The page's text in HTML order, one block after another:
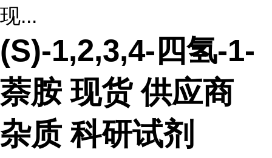
现...
(S)-1,2,3,4-四氢-1-
萘胺 现货 供应商
杂质 科研试剂